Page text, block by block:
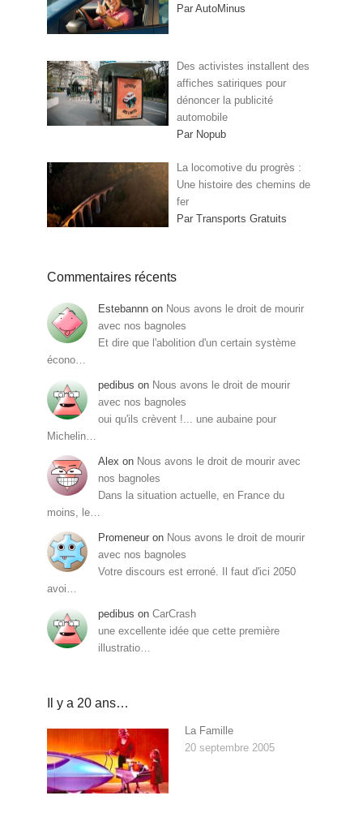
Par AutoMinus
Des activistes installent des
affiches satiriques pour
dénoncer la publicité
automobile
Par Nopub
La locomotive du progrès :
Une histoire des chemins de
fer
Par Transports Gratuits
Commentaires récents
Estebannn on Nous avons le droit de mourir
avec nos bagnoles
Et dire que l'abolition d'un certain système
écono…
pedibus on Nous avons le droit de mourir
avec nos bagnoles
oui qu'ils crèvent !... une aubaine pour
Michelin…
Alex on Nous avons le droit de mourir avec
nos bagnoles
Dans la situation actuelle, en France du
moins, le…
Promeneur on Nous avons le droit de mourir
avec nos bagnoles
Votre discours est erroné. Il faut d'ici 2050
avoi…
pedibus on CarCrash
une excellente idée que cette première
illustratio…
Il y a 20 ans…
La Famille
20 septembre 2005